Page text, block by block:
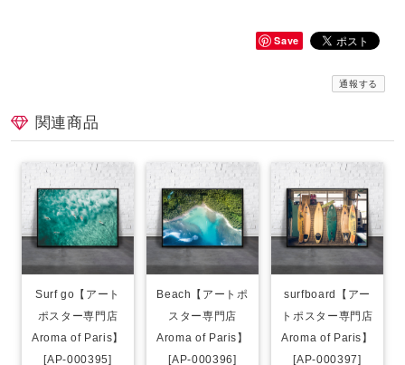
Save
通報する
関連商品
Surf go【アート
ポスター専門店
Aroma of Paris】
[AP-000395]
Beach【アートポ
スター専門店
Aroma of Paris】
[AP-000396]
surfboard【アー
トポスター専門店
Aroma of Paris】
[AP-000397]